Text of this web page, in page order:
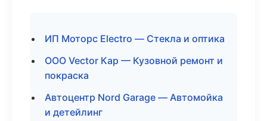
ИП Моторс Electro — Стекла и оптика
ООО Vector Кар — Кузовной ремонт и
покраска
Автоцентр Nord Garage — Автомойка
и детейлинг